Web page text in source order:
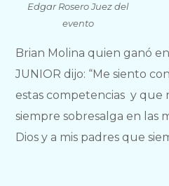
Edgar Rosero Juez del
evento
Brian Molina quien ganó
JUNIOR dijo: “Me siento
estas competencias y que
siempre sobresalga en las
Dios y a mis padres que